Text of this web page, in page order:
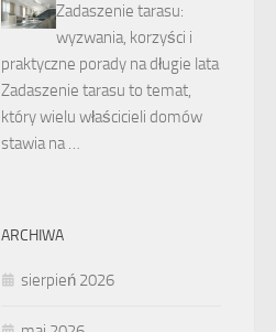
Zadaszenie tarasu:
wyzwania, korzyści i
praktyczne porady na długie lata
Zadaszenie tarasu to temat,
który wielu właścicieli domów
stawia na …
ARCHIWA
sierpień 2026